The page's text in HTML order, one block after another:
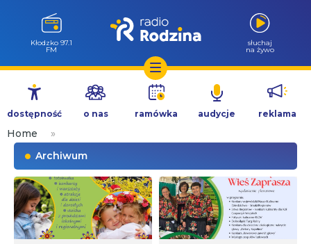
Przejdź
treści
Wołów 99.6
FM
słuchaj
na żywo
dostępność o nas ramówka audycje reklama
Home
»
Archiwum